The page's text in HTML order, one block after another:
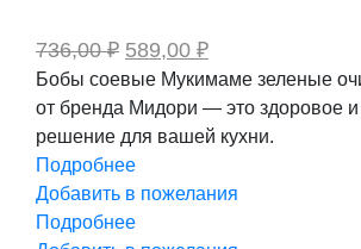
736,00₽ Первоначальная
цена
составляла
736,00 ₽.
589,00 ₽Текущая
цена:
589,00 ₽.
Бобы соевые Мукимаме зеленые
от бренда Мидори — это здоровое и
решение для вашей кухни.
Подробнее
Добавить в пожелания
Подробнее